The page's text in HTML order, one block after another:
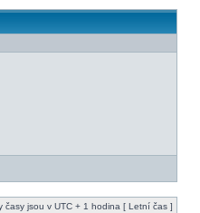
časy jsou v UTC + 1 hodina [ Letní čas ]